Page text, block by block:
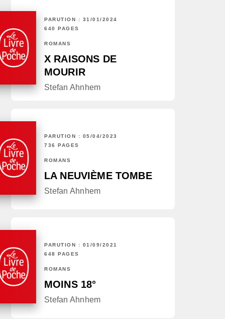
PARUTION : 31/01/2024
640 PAGES
ROMANS
X RAISONS DE
MOURIR
Stefan Ahnhem
PARUTION : 05/04/2023
736 PAGES
ROMANS
LA NEUVIÈME TOMBE
Stefan Ahnhem
PARUTION : 01/09/2021
648 PAGES
ROMANS
MOINS 18°
Stefan Ahnhem